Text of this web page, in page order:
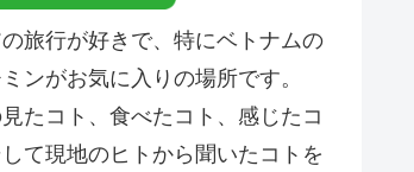
旅行が好きで、特にベトナムの
ンがお気に入りの場所です。
たコト、食べたコト、感じたコ
して現地のヒトから聞いたコトを